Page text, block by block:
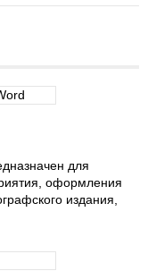
для
оформления
издания,